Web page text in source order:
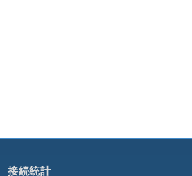
接続統計